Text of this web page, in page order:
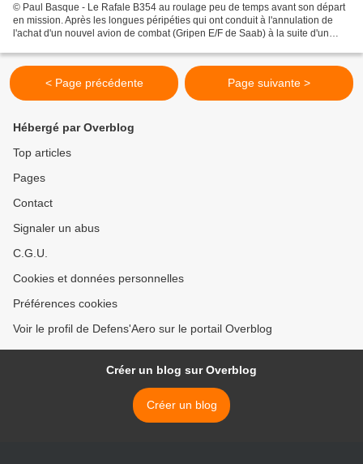
© Paul Basque - Le Rafale B354 au roulage peu de temps avant son départ
en mission. Après les longues péripéties qui ont conduit à l'annulation de
l'achat d'un nouvel avion de combat (Gripen E/F de Saab) à la suite d'un
< Page précédente Page suivante >
Hébergé par Overblog
Top articles
Pages
Contact
Signaler un abus
C.G.U.
Cookies et données personnelles
Préférences cookies
Voir le profil de Defens'Aero sur le portail Overblog
Créer un blog sur Overblog
Créer un blog